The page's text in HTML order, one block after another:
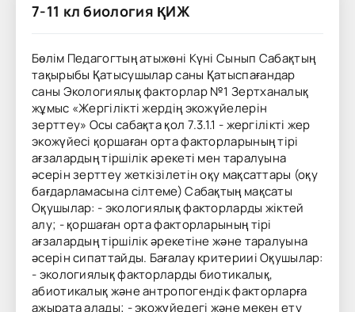
7-11 кл биология ҚИЖ
Бөлім Педагогтың атыжөні Күні Сынып Сабақтың
тақырыбы Қатысушылар саны Қатыспағандар
саны Экологиялық факторлар №1 Зертханалық
жұмыс «Жергілікті жердің экожүйелерін
зерттеу» Осы сабақта қол 7.3.1.1 - жергілікті жер
экожүйесі қоршаған орта факторларының тірі
ағзалардың тіршілік әрекеті мен таралуына
әсерін зерттеу жеткізілетін оқу мақсаттары (оқу
бағдарламасына сілтеме) Сабақтың мақсаты
Оқушылар: - экологиялық факторларды жіктей
алу; - қоршаған орта факторларының тірі
ағзалардың тіршілік әрекетіне және таралуына
әсерін сипаттайды. Бағалау критерииі Оқушылар:
- экологиялық факторларды биотикалық,
абиотикалық және антропогендік факторларға
ажырата алады; - экожүйедегі және мекен ету